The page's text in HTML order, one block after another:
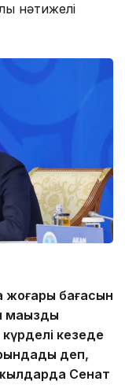
нәтижелі
жоғары бағасын
маңызды
кезеңде
деп,
Сенат